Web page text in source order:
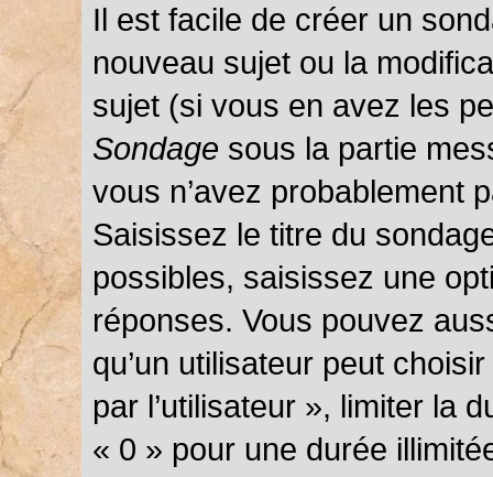
Il est facile de créer un
nouveau sujet ou la
sujet (si vous en avez les
Sondage sous la partie
vous n’avez probablement
Saisissez le titre du
possibles, saisissez une
réponses. Vous pouvez
qu’un utilisateur peut
par l’utilisateur », limiter la
« 0 » pour une durée